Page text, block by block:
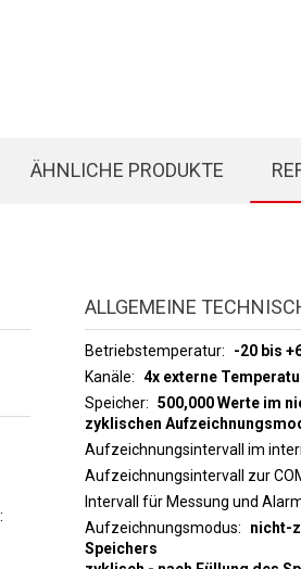
ÄHNLICHE PRODUKTE
ALLGEMEINE
Betriebstemperatur
-20 bis
Kanäle
4x externe
Speicher
500,000 Werte im
zyklischen
Aufzeichnungsintervall im
Aufzeichnungsintervall zur
Intervall für Messung und
Aufzeichnungsmodus
nicht-
Speichers